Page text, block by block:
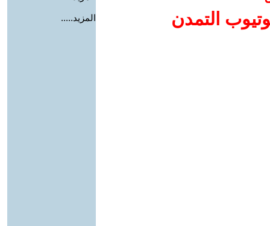
التمدن
المزيد.....